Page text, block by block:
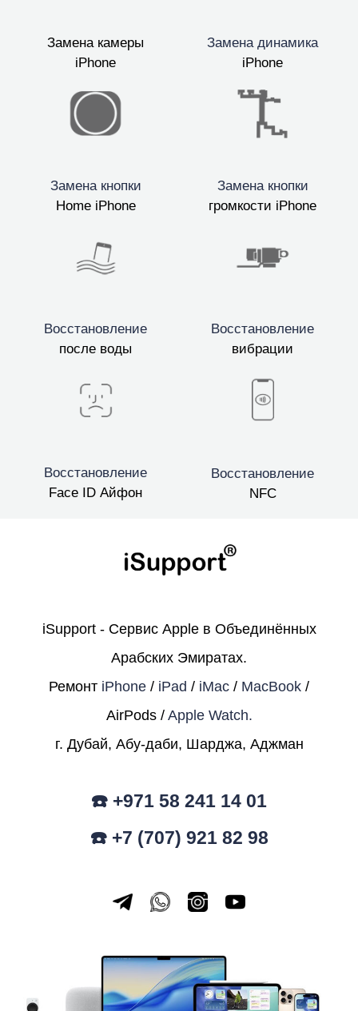
Замена камеры
iPhone
Замена динамика
iPhone
Замена кнопки
Home iPhone
Замена кнопки
громкости iPhone
Восстановление
после воды
Восстановление
вибрации
Восстановление
Face ID Айфон
Восстановление
NFC
iSupport - Сервис Apple в Объединённых
Арабских Эмиратах.
Ремонт iPhone / iPad / iMac / MacBook /
AirPods / Apple Watch.
г. Дубай, Абу-даби, Шарджа, Аджман
☎️ +971 58 241 14 01
☎️ +7 (707) 921 82 98